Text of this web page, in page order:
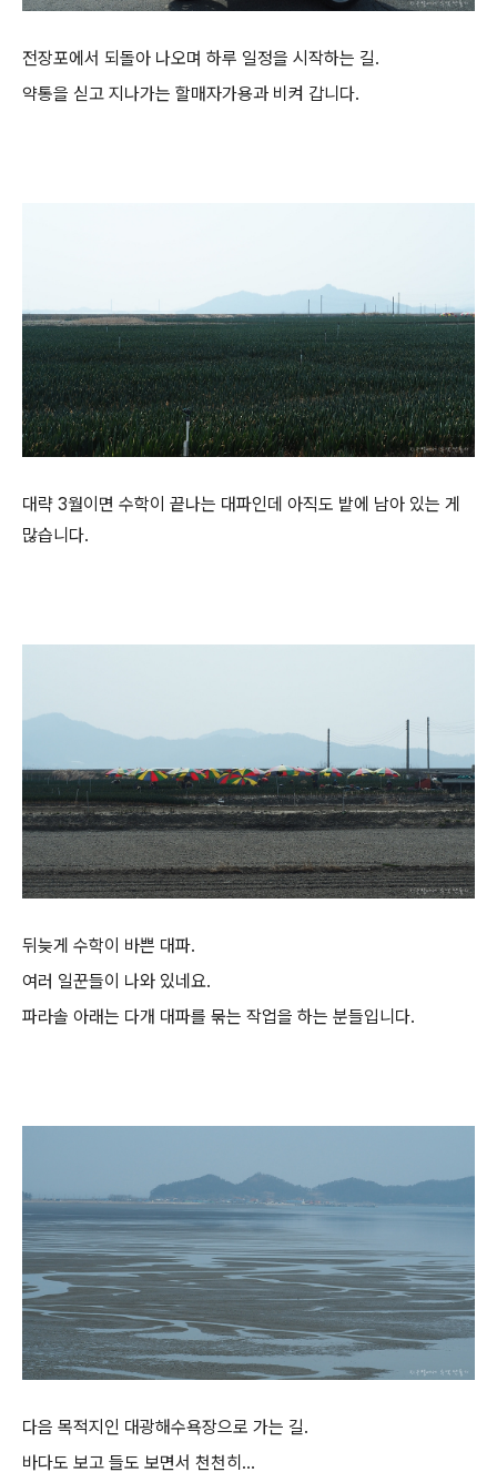
전장포에서 되돌아 나오며 하루 일정을 시작하는 길.
약통을 싣고 지나가는 할매자가용과 비켜 갑니다.
대략 3월이면 수학이 끝나는 대파인데 아직도 밭에 남아 있는 게
많습니다.
뒤늦게 수학이 바쁜 대파.
여러 일꾼들이 나와 있네요.
파라솔 아래는 다개 대파를 묶는 작업을 하는 분들입니다.
다음 목적지인 대광해수욕장으로 가는 길.
바다도 보고 들도 보면서 천천히...